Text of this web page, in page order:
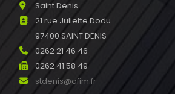
Saint Denis
21 rue Juliette Dodu
97400 SAINT DENIS
0262 21 46 46
0262 41 58 49
stdenis@ofim.fr